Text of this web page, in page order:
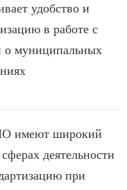
удобство и
в работе с
о муниципальных
имеют широкий
деятельности
при